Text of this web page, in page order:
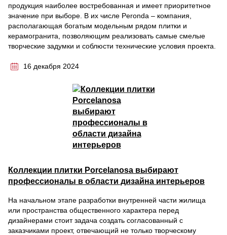
продукция наиболее востребованная и имеет приоритетное
значение при выборе. В их числе Peronda – компания,
располагающая богатым модельным рядом плитки и
керамогранита, позволяющим реализовать самые смелые
творческие задумки и соблюсти технические условия проекта.
16 декабря 2024
Коллекции плитки Porcelanosa выбирают
профессионалы в области дизайна интерьеров
На начальном этапе разработки внутренней части жилища
или пространства общественного характера перед
дизайнерами стоит задача создать согласованный с
заказчиками проект, отвечающий не только творческому